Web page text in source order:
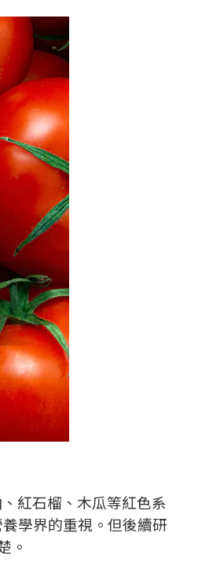
紅石榴、木瓜等紅色系
學界的重視。但後續研
。